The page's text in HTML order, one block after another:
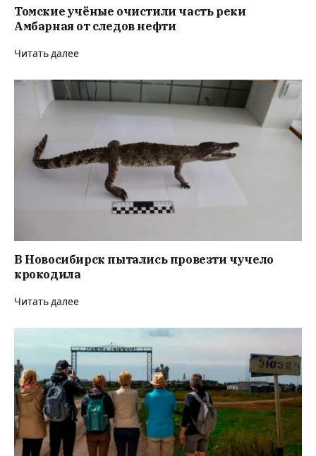
Томские учёные очистили часть реки
Амбарная от следов нефти
Читать далее
В Новосибирск пытались провезти чучело
крокодила
Читать далее